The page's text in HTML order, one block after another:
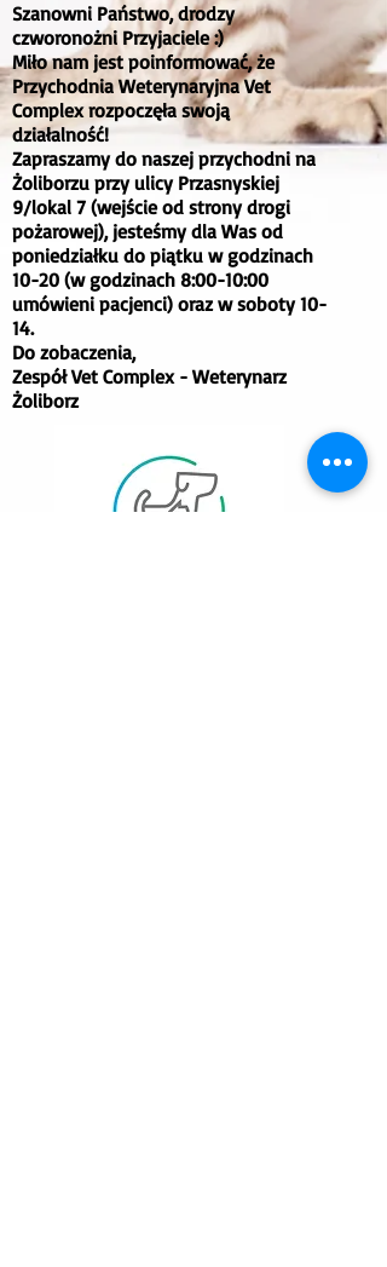
Szanowni Państwo, drodzy
czworonożni Przyjaciele :)
Miło nam jest poinformować, że
Przychodnia Weterynaryjna Vet
Complex rozpoczęła swoją
działalność!
Zapraszamy do naszej przychodni na
Żoliborzu przy ulicy Przasnyskiej
9/lokal 7 (wejście od strony drogi
pożarowej), jesteśmy dla Was od
poniedziałku do piątku w godzinach
10-20 (w godzinach 8:00-10:00
umówieni pacjenci) oraz w soboty 10-
14.
Do zobaczenia,
Zespół Vet Complex - Weterynarz
Żoliborz